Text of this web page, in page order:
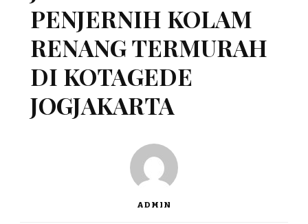
PENJERNIH KOLAM
RENANG TERMURAH
DI KOTAGEDE
JOGJAKARTA
ADMIN